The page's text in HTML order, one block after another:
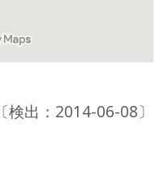
〔検出：2014-06-08〕